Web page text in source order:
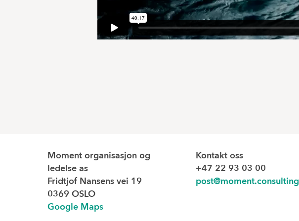
Moment organisasjon og
ledelse as
Fridtjof Nansens vei 19
0369 OSLO
Google Maps
Kontakt oss
+47 22 93 03 00
post@moment.consulting